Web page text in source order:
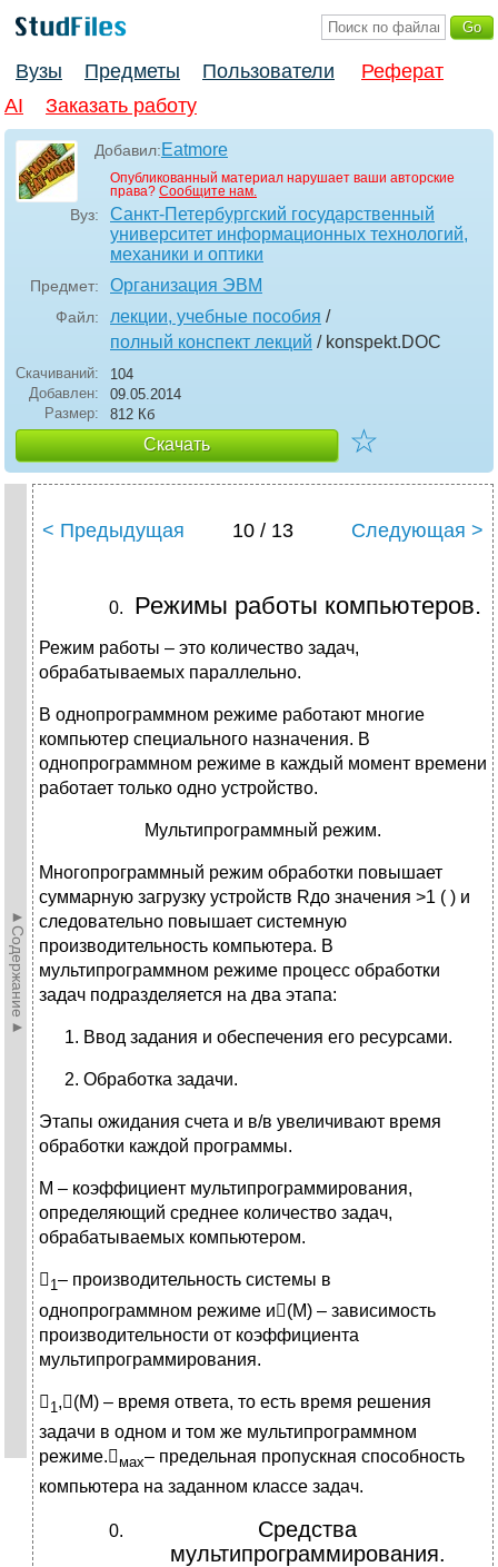
Вузы Предметы Пользователи
Реферат
AI
Заказать работу
Добавил:Eatmore
Опубликованный материал нарушает ваши авторские
права? Сообщите нам.
Вуз:
Санкт-Петербургский государственный
университет информационных технологий,
механики и оптики
Предмет: Организация ЭВМ
Файл: лекции, учебные пособия /
полный конспект лекций / konspekt.DOC
Скачиваний:
104
Добавлен:
09.05.2014
Размер:
812 Кб
Скачать ☆
►Содержание►
< Предыдущая 10 / 13 Следующая >
Режимы работы компьютеров.
Режим работы – это количество задач,
обрабатываемых параллельно.
В однопрограммном режиме работают многие
компьютер специального назначения. В
однопрограммном режиме в каждый момент времени
работает только одно устройство.
Мультипрограммный режим.
Многопрограммный режим обработки повышает
суммарную загрузку устройств Rдо значения >1 ( ) и
следовательно повышает системную
производительность компьютера. В
мультипрограммном режиме процесс обработки
задач подразделяется на два этапа:
Ввод задания и обеспечения его ресурсами.
Обработка задачи.
Этапы ожидания счета и в/в увеличивают время
обработки каждой программы.
М – коэффициент мультипрограммирования,
определяющий среднее количество задач,
обрабатываемых компьютером.
 1– производительность системы в
однопрограммном режиме и(М) – зависимость
производительности от коэффициента
мультипрограммирования.
 1 ,(М) – время ответа, то есть время решения
задачи в одном и том же мультипрограммном
режиме.мах– предельная пропускная способность
компьютера на заданном классе задач.
Средства
мультипрограммирования.